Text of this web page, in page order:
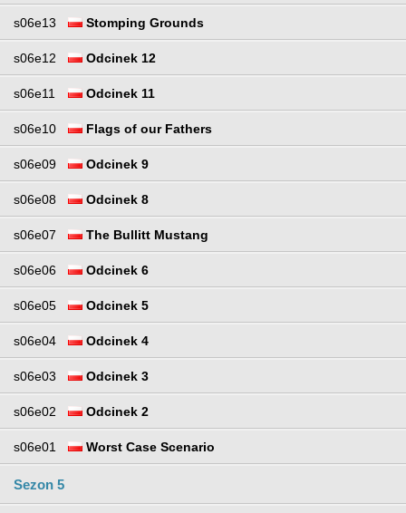
s06e13 Stomping Grounds
s06e12 Odcinek 12
s06e11 Odcinek 11
s06e10 Flags of our Fathers
s06e09 Odcinek 9
s06e08 Odcinek 8
s06e07 The Bullitt Mustang
s06e06 Odcinek 6
s06e05 Odcinek 5
s06e04 Odcinek 4
s06e03 Odcinek 3
s06e02 Odcinek 2
s06e01 Worst Case Scenario
Sezon 5